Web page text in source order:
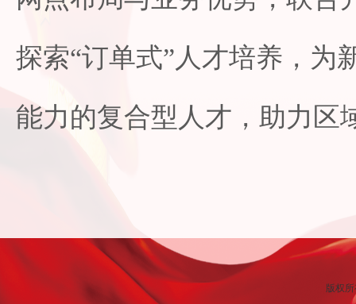
探索“订单式”人才培养，为
能力的复合型人才，助力区
版权